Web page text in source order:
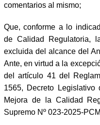
comentarios al mismo;
Que, conforme a lo
de Calidad Regulatoria,
excluida del alcance del
Ante, en virtud a la
del artículo 41 del
1565, Decreto
Mejora de la Calidad
Supremo Nº 023-2025-